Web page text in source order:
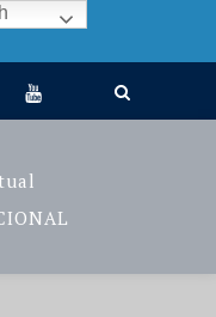
You
Tube
TikTok